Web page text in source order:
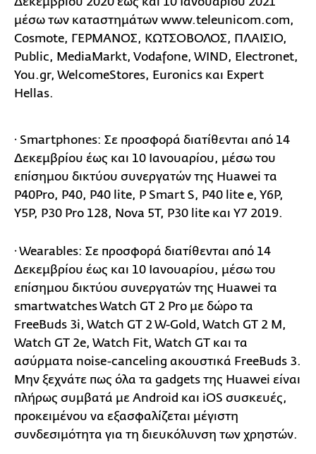
μέσω των καταστημάτων www.teleunicom.com,
Cosmote, ΓΕΡΜΑΝΟΣ, ΚΩΤΣΟΒΟΛΟΣ, ΠΛΑΙΣΙΟ,
Public, MediaMarkt, Vodafone, WIND, Electronet,
You.gr, WelcomeStores, Euronics και Expert
Hellas.
· Smartphones: Σε προσφορά διατίθενται από 14
Δεκεμβρίου έως και 10 Ιανουαρίου, μέσω του
επίσημου δικτύου συνεργατών της Huawei τα
P40Pro, P40, P40 lite, P Smart S, P40 lite e, Y6P,
Y5P, P30 Pro 128, Nova 5T, P30 lite και Y7 2019.
· Wearables: Σε προσφορά διατίθενται από 14
Δεκεμβρίου έως και 10 Ιανουαρίου, μέσω του
επίσημου δικτύου συνεργατών της Huawei τα
smartwatches Watch GT 2 Pro με δώρο τα
FreeBuds 3i, Watch GT 2 W-Gold, Watch GT 2 M,
Watch GT 2e, Watch Fit, Watch GT και τα
ασύρματα noise-canceling ακουστικά FreeBuds 3.
Μην ξεχνάτε πως όλα τα gadgets της Huawei είναι
πλήρως συμβατά με Android και iOS συσκευές,
προκειμένου να εξασφαλίζεται μέγιστη
συνδεσιμότητα για τη διευκόλυνση των χρηστών.